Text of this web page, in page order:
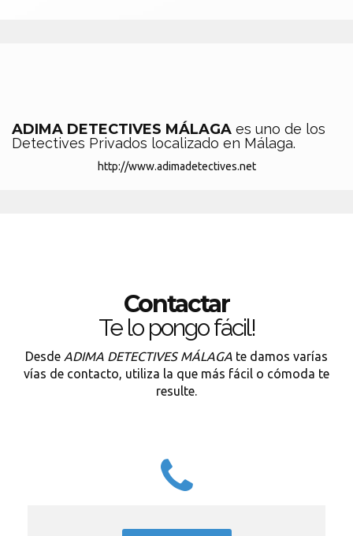
ADIMA DETECTIVES MÁLAGA es uno de los
Detectives Privados localizado en Málaga.
http://www.adimadetectives.net
Contactar
Te lo pongo fácil!
Desde ADIMA DETECTIVES MÁLAGA te damos varías
vías de contacto, utiliza la que más fácil o cómoda te
resulte.